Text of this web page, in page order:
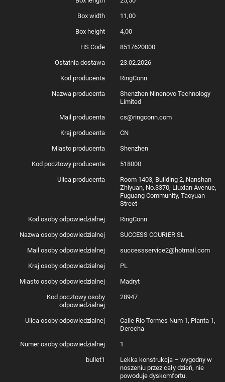
Box width 11,00
Box height 4,00
HS Code 8517620000
Ostatnia dostawa 23.02.2026
Kod producenta RingConn
Nazwa producenta
Shenzhen Ninenovo Technology
Limited
Mail producenta cs@ringconn.com
Kraj producenta CN
Miasto producenta Shenzhen
Kod pocztowy producenta 518000
Ulica producenta
Room 1403, Building 2, Nanshan
Zhiyuan, No.3370, Liuxian Avenue,
Fuguang Community, Taoyuan
Street
Kod osoby odpowiedzialnej RingConn
Nazwa osoby odpowiedzialnej SUCCESS COURIER SL
Mail osoby odpowiedzialnej successservice2@hotmail.com
Kraj osoby odpowiedzialnej PL
Miasto osoby odpowiedzialnej Madryt
Kod pocztowy osoby
odpowiedzialnej
28947
Ulica osoby odpowiedzialnej
Calle Rio Tormes Num 1, Planta 1,
Derecha
Numer osoby odpowiedzialnej 1
bullet1
Lekka konstrukcja – wygodny w
noszeniu przez cały dzień, nie
powoduje dyskomfortu.